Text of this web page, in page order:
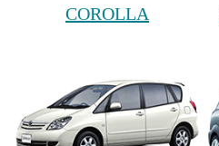
COROLLA